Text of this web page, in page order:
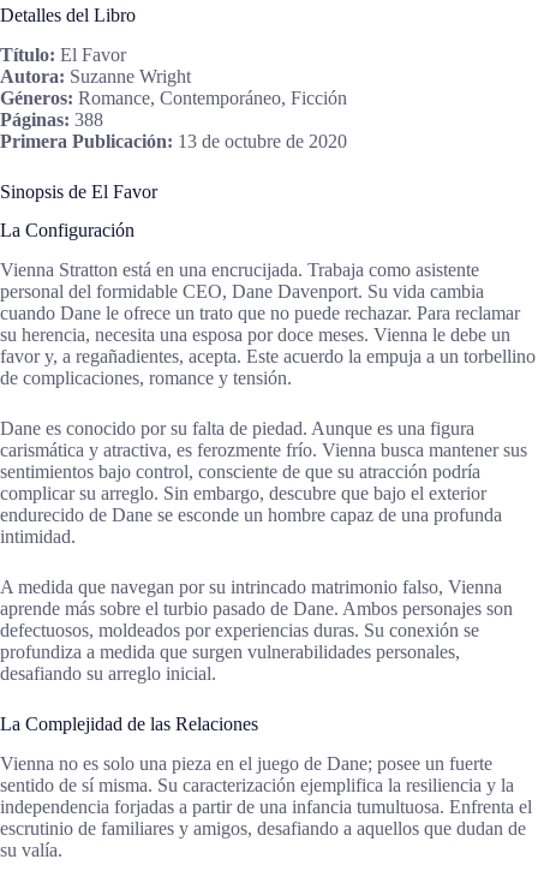
Detalles del Libro
Título: El Favor
Autora: Suzanne Wright
Géneros: Romance, Contemporáneo, Ficción
Páginas: 388
Primera Publicación: 13 de octubre de 2020
Sinopsis de El Favor
La Configuración
Vienna Stratton está en una encrucijada. Trabaja como asistente
personal del formidable CEO, Dane Davenport. Su vida cambia
cuando Dane le ofrece un trato que no puede rechazar. Para reclamar
su herencia, necesita una esposa por doce meses. Vienna le debe un
favor y, a regañadientes, acepta. Este acuerdo la empuja a un torbellino
de complicaciones, romance y tensión.
Dane es conocido por su falta de piedad. Aunque es una figura
carismática y atractiva, es ferozmente frío. Vienna busca mantener sus
sentimientos bajo control, consciente de que su atracción podría
complicar su arreglo. Sin embargo, descubre que bajo el exterior
endurecido de Dane se esconde un hombre capaz de una profunda
intimidad.
A medida que navegan por su intrincado matrimonio falso, Vienna
aprende más sobre el turbio pasado de Dane. Ambos personajes son
defectuosos, moldeados por experiencias duras. Su conexión se
profundiza a medida que surgen vulnerabilidades personales,
desafiando su arreglo inicial.
La Complejidad de las Relaciones
Vienna no es solo una pieza en el juego de Dane; posee un fuerte
sentido de sí misma. Su caracterización ejemplifica la resiliencia y la
independencia forjadas a partir de una infancia tumultuosa. Enfrenta el
escrutinio de familiares y amigos, desafiando a aquellos que dudan de
su valía.